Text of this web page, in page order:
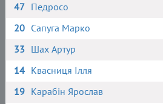
47 Педросо
20 Сапуга Марко
33 Шах Артур
14 Квасниця Ілля
19 Карабін Ярослав